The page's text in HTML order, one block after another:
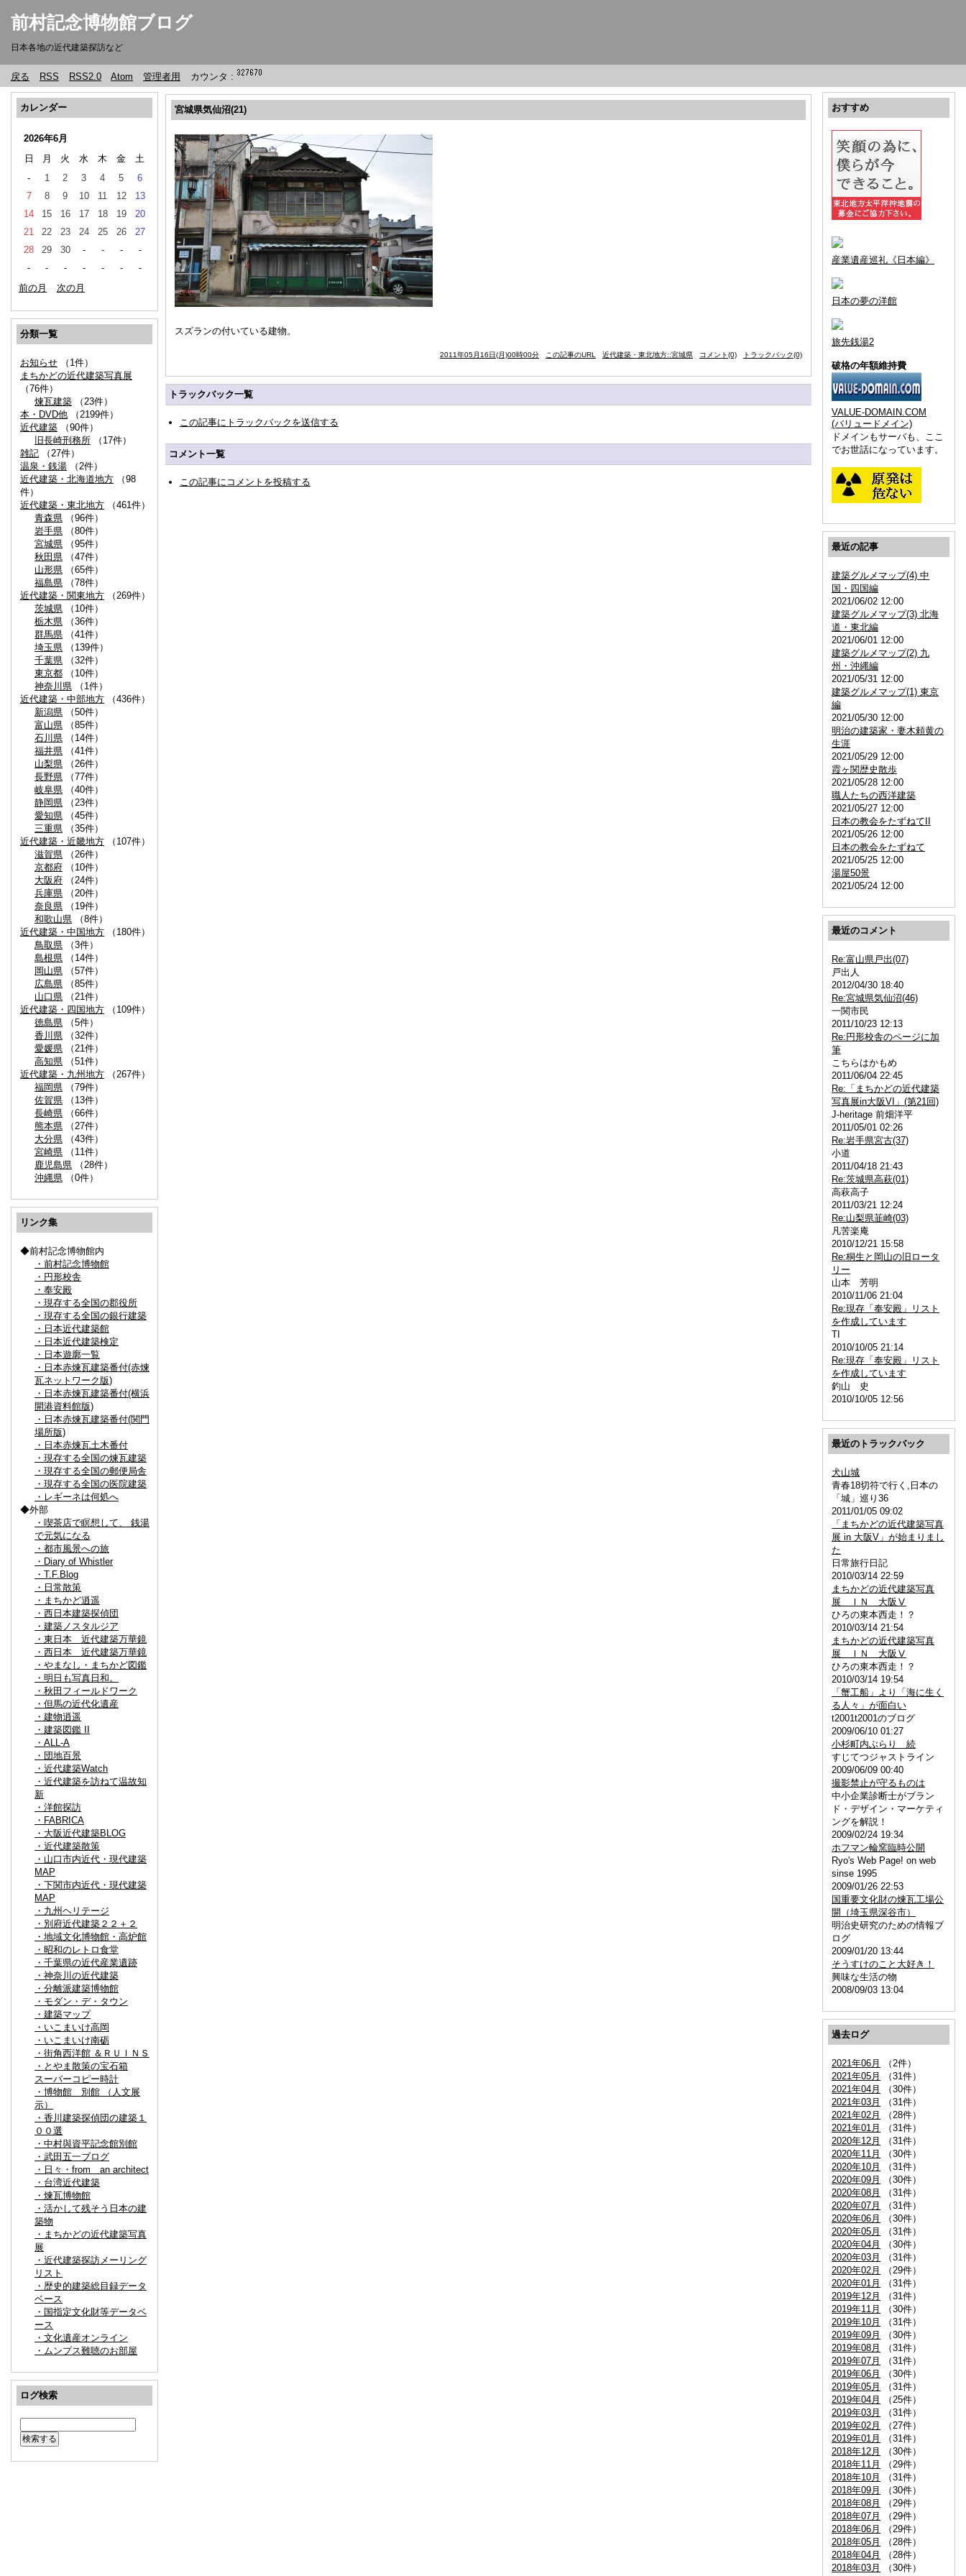
前村記念博物館ブログ
日本各地の近代建築探訪など
戻る RSS RSS2.0 Atom 管理者用 カウンタ :
カレンダー
2026年6月
日
月 火 水 木 金
土
-
1 2 3 4 5
6
7
8 9 10 11 12
13
14
15 16 17 18 19
20
21
22 23 24 25 26
27
28
29 30 - - -
-
-
- - - - -
-
前の月
次の月
分類一覧
お知らせ （1件）
まちかどの近代建築写真展
（76件）
煉瓦建築 （23件）
本・DVD他 （2199件）
近代建築 （90件）
旧長崎刑務所 （17件）
雑記 （27件）
温泉・銭湯 （2件）
近代建築・北海道地方 （98
件）
近代建築・東北地方 （461件）
青森県 （96件）
岩手県 （80件）
宮城県 （95件）
秋田県 （47件）
山形県 （65件）
福島県 （78件）
近代建築・関東地方 （269件）
茨城県 （10件）
栃木県 （36件）
群馬県 （41件）
埼玉県 （139件）
千葉県 （32件）
東京都 （10件）
神奈川県 （1件）
近代建築・中部地方 （436件）
新潟県 （50件）
富山県 （85件）
石川県 （14件）
福井県 （41件）
山梨県 （26件）
長野県 （77件）
岐阜県 （40件）
静岡県 （23件）
愛知県 （45件）
三重県 （35件）
近代建築・近畿地方 （107件）
滋賀県 （26件）
京都府 （10件）
大阪府 （24件）
兵庫県 （20件）
奈良県 （19件）
和歌山県 （8件）
近代建築・中国地方 （180件）
鳥取県 （3件）
島根県 （14件）
岡山県 （57件）
広島県 （85件）
山口県 （21件）
近代建築・四国地方 （109件）
徳島県 （5件）
香川県 （32件）
愛媛県 （21件）
高知県 （51件）
近代建築・九州地方 （267件）
福岡県 （79件）
佐賀県 （13件）
長崎県 （66件）
熊本県 （27件）
大分県 （43件）
宮崎県 （11件）
鹿児島県 （28件）
沖縄県 （0件）
リンク集
◆前村記念博物館内
・前村記念博物館
・円形校舎
・奉安殿
・現存する全国の郡役所
・現存する全国の銀行建築
・日本近代建築館
・日本近代建築検定
・日本遊廓一覧
・日本赤煉瓦建築番付(赤煉
瓦ネットワーク版)
・日本赤煉瓦建築番付(横浜
開港資料館版)
・日本赤煉瓦建築番付(関門
場所版)
・日本赤煉瓦土木番付
・現存する全国の煉瓦建築
・現存する全国の郵便局舎
・現存する全国の医院建築
・レギーネは何処へ
◆外部
・喫茶店で瞑想して、 銭湯
で元気になる
・都市風景への旅
・Diary of Whistler
・T.F.Blog
・日常散策
・まちかど逍遥
・西日本建築探偵団
・建築ノスタルジア
・東日本 近代建築万華鏡
・西日本 近代建築万華鏡
・やまなし・まちかど図鑑
・明日も写真日和。
・秋田フィールドワーク
・但馬の近代化遺産
・建物逍遥
・建築図鑑 II
・ALL-A
・団地百景
・近代建築Watch
・近代建築を訪ねて温故知
新
・洋館探訪
・FABRICA
・大阪近代建築BLOG
・近代建築散策
・山口市内近代・現代建築
MAP
・下関市内近代・現代建築
MAP
・九州ヘリテージ
・別府近代建築２２＋２
・地域文化博物館・高炉館
・昭和のレトロ食堂
・千葉県の近代産業遺跡
・神奈川の近代建築
・分離派建築博物館
・モダン・デ・タウン
・建築マップ
・いこまいけ高岡
・いこまいけ南砺
・街角西洋館 ＆ＲＵＩＮＳ
・とやま散策の宝石箱
スーパーコピー時計
・博物館 別館 （人文展
示）
・香川建築探偵団の建築１
００選
・中村與資平記念館別館
・武田五一ブログ
・日々・from an architect
・台湾近代建築
・煉瓦博物館
・活かして残そう日本の建
築物
・まちかどの近代建築写真
展
・近代建築探訪メーリング
リスト
・歴史的建築総目録データ
ベース
・国指定文化財等データベ
ース
・文化遺産オンライン
・ムンプス難聴のお部屋
ログ検索
おすすめ
産業遺産巡礼《日本編》
日本の夢の洋館
旅先銭湯2
破格の年額維持費
VALUE-DOMAIN.COM
(バリュードメイン)
ドメインもサーバも、ここ
でお世話になっています。
最近の記事
建築グルメマップ(4) 中
国・四国編
2021/06/02 12:00
建築グルメマップ(3) 北海
道・東北編
2021/06/01 12:00
建築グルメマップ(2) 九
州・沖縄編
2021/05/31 12:00
建築グルメマップ(1) 東京
編
2021/05/30 12:00
明治の建築家・妻木頼黄の
生涯
2021/05/29 12:00
霞ヶ関歴史散歩
2021/05/28 12:00
職人たちの西洋建築
2021/05/27 12:00
日本の教会をたずねてII
2021/05/26 12:00
日本の教会をたずねて
2021/05/25 12:00
湯屋50景
2021/05/24 12:00
最近のコメント
Re:富山県戸出(07)
戸出人
2012/04/30 18:40
Re:宮城県気仙沼(46)
一関市民
2011/10/23 12:13
Re:円形校舎のページに加
筆
こちらはかもめ
2011/06/04 22:45
Re:「まちかどの近代建築
写真展in大阪VI」(第21回)
J-heritage 前畑洋平
2011/05/01 02:26
Re:岩手県宮古(37)
小道
2011/04/18 21:43
Re:茨城県高萩(01)
高萩高子
2011/03/21 12:24
Re:山梨県韮崎(03)
凡苦楽庵
2010/12/21 15:58
Re:桐生と岡山の旧ロータ
リー
山本 芳明
2010/11/06 21:04
Re:現存「奉安殿」リスト
を作成しています
TI
2010/10/05 21:14
Re:現存「奉安殿」リスト
を作成しています
釣山 史
2010/10/05 12:56
最近のトラックバック
犬山城
青春18切符で行く,日本の
「城」巡り36
2011/01/05 09:02
「まちかどの近代建築写真
展 in 大阪V」が始まりまし
た
日常旅行日記
2010/03/14 22:59
まちかどの近代建築写真
展 ＩＮ 大阪Ⅴ
ひろの東本西走！？
2010/03/14 21:54
まちかどの近代建築写真
展 ＩＮ 大阪Ⅴ
ひろの東本西走！？
2010/03/14 19:54
「蟹工船」より「海に生く
る人々」が面白い
t2001t2001のブログ
2009/06/10 01:27
小杉町内ぶらり 続
すじてつジャストライン
2009/06/09 00:40
撮影禁止が守るものは
中小企業診断士がブラン
ド・デザイン・マーケティ
ングを解説！
2009/02/24 19:34
ホフマン輪窯臨時公開
Ryo's Web Page! on web
sinse 1995
2009/01/26 22:53
国重要文化財の煉瓦工場公
開（埼玉県深谷市）
明治史研究のための情報ブ
ログ
2009/01/20 13:44
そうすけのこと大好き！
興味な生活の物
2008/09/03 13:04
過去ログ
2021年06月
（2件）
2021年05月
（31件）
2021年04月
（30件）
2021年03月
（31件）
2021年02月
（28件）
2021年01月
（31件）
2020年12月
（31件）
2020年11月
（30件）
2020年10月
（31件）
2020年09月
（30件）
2020年08月
（31件）
2020年07月
（31件）
2020年06月
（30件）
2020年05月
（31件）
2020年04月
（30件）
2020年03月
（31件）
2020年02月
（29件）
2020年01月
（31件）
2019年12月
（31件）
2019年11月
（30件）
2019年10月
（31件）
2019年09月
（30件）
2019年08月
（31件）
2019年07月
（31件）
2019年06月
（30件）
2019年05月
（31件）
2019年04月
（25件）
2019年03月
（31件）
2019年02月
（27件）
2019年01月
（31件）
2018年12月
（30件）
2018年11月
（29件）
2018年10月
（31件）
2018年09月
（30件）
2018年08月
（29件）
2018年07月
（29件）
2018年06月
（29件）
2018年05月
（28件）
2018年04月
（28件）
2018年03月
（30件）
宮城県気仙沼(21)
スズランの付いている建物。
2011年05月16日(月)00時00分 この記事のURL 近代建築・東北地方::宮城県 コメント(0) トラックバック(0)
トラックバック一覧
この記事にトラックバックを送信する
コメント一覧
この記事にコメントを投稿する